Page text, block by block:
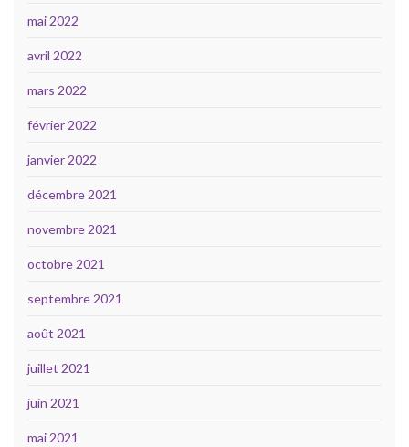
mai 2022
avril 2022
mars 2022
février 2022
janvier 2022
décembre 2021
novembre 2021
octobre 2021
septembre 2021
août 2021
juillet 2021
juin 2021
mai 2021